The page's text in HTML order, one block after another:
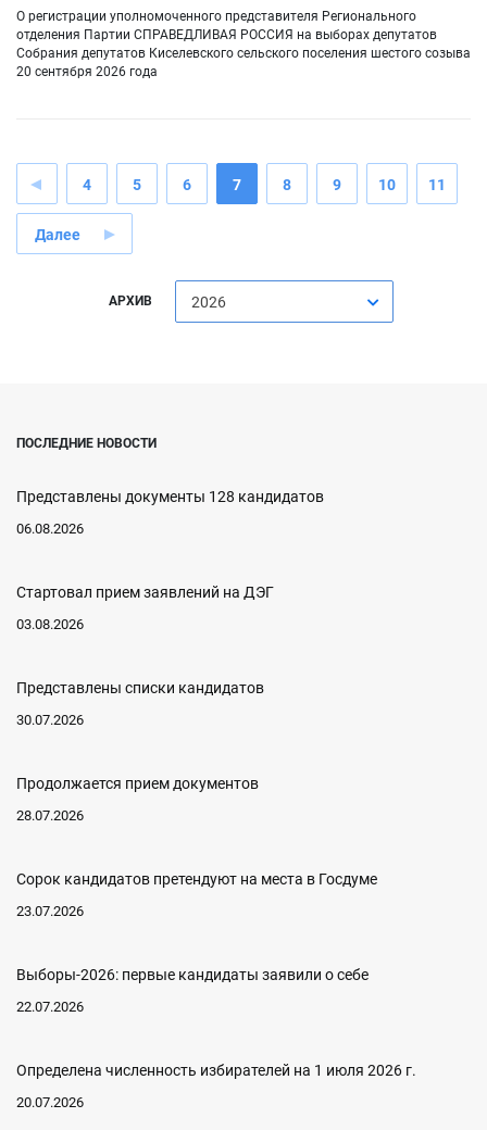
О регистрации уполномоченного представителя Регионального
отделения Партии СПРАВЕДЛИВАЯ РОССИЯ на выборах депутатов
Собрания депутатов Киселевского сельского поселения шестого созыва
20 сентября 2026 года
4 5 6 7 8 9 10 11
Далее
АРХИВ 2026
ПОСЛЕДНИЕ НОВОСТИ
Представлены документы 128 кандидатов
06.08.2026
Стартовал прием заявлений на ДЭГ
03.08.2026
Представлены списки кандидатов
30.07.2026
Продолжается прием документов
28.07.2026
Сорок кандидатов претендуют на места в Госдуме
23.07.2026
Выборы-2026: первые кандидаты заявили о себе
22.07.2026
Определена численность избирателей на 1 июля 2026 г.
20.07.2026